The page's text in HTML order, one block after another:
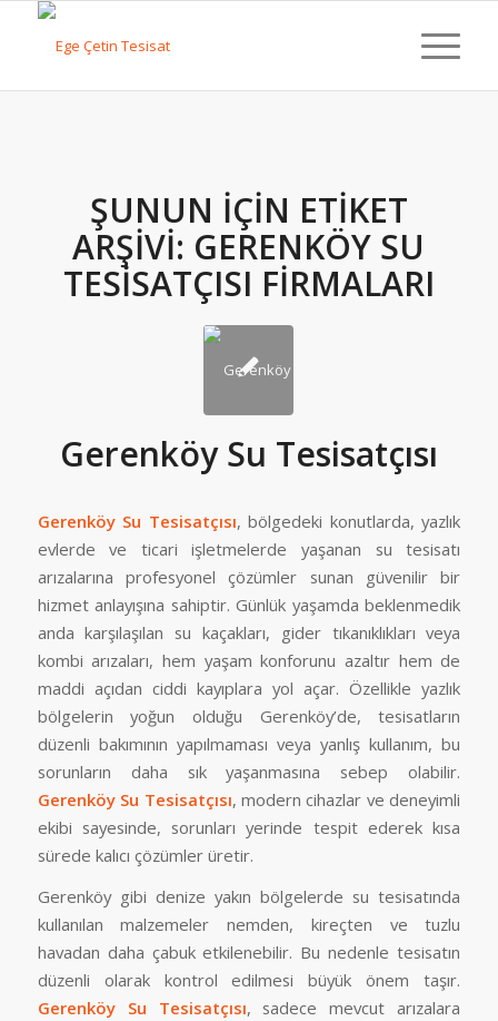
ŞUNUN IÇIN ETIKET
ARŞIVI: GERENKÖY SU
TESISATÇISI FIRMALARI
Gerenköy Su Tesisatçısı
Gerenköy Su Tesisatçısı, bölgedeki konutlarda, yazlık
evlerde ve ticari işletmelerde yaşanan su tesisatı
arızalarına profesyonel çözümler sunan güvenilir bir
hizmet anlayışına sahiptir. Günlük yaşamda beklenmedik
anda karşılaşılan su kaçakları, gider tıkanıklıkları veya
kombi arızaları, hem yaşam konforunu azaltır hem de
maddi açıdan ciddi kayıplara yol açar. Özellikle yazlık
bölgelerin yoğun olduğu Gerenköy’de, tesisatların
düzenli bakımının yapılmaması veya yanlış kullanım, bu
sorunların daha sık yaşanmasına sebep olabilir.
Gerenköy Su Tesisatçısı, modern cihazlar ve deneyimli
ekibi sayesinde, sorunları yerinde tespit ederek kısa
sürede kalıcı çözümler üretir.
Gerenköy gibi denize yakın bölgelerde su tesisatında
kullanılan malzemeler nemden, kireçten ve tuzlu
havadan daha çabuk etkilenebilir. Bu nedenle tesisatın
düzenli olarak kontrol edilmesi büyük önem taşır.
Gerenköy Su Tesisatçısı, sadece mevcut arızalara